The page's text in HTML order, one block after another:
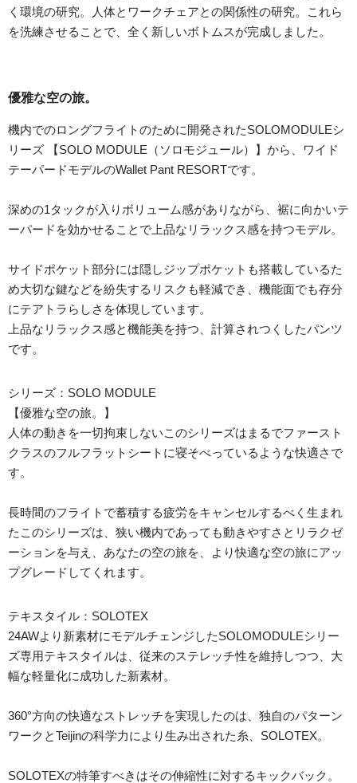
く環境の研究。人体とワークチェアとの関係性の研究。これら
を洗練させることで、全く新しいボトムスが完成しました。
優雅な空の旅。
機内でのロングフライトのために開発されたSOLOMODULEシ
リーズ 【SOLO MODULE（ソロモジュール）】から、ワイド
テーパードモデルのWallet Pant RESORTです。
深めの1タックが入りボリューム感がありながら、裾に向かいテ
ーパードを効かせることで上品なリラックス感を持つモデル。
サイドポケット部分には隠しジップポケットも搭載しているた
め大切な鍵などを紛失するリスクも軽減でき、機能面でも存分
にテアトラらしさを体現しています。
上品なリラックス感と機能美を持つ、計算されつくしたパンツ
です。
シリーズ：SOLO MODULE
【優雅な空の旅。】
人体の動きを一切拘束しないこのシリーズはまるでファースト
クラスのフルフラットシートに寝そべっているような快適さで
す。
長時間のフライトで蓄積する疲労をキャンセルするべく生まれ
たこのシリーズは、狭い機内であっても動きやすさとリラクゼ
ーションを与え、あなたの空の旅を、より快適な空の旅にアッ
プグレードしてくれます。
テキスタイル：SOLOTEX
24AWより新素材にモデルチェンジしたSOLOMODULEシリー
ズ専用テキスタイルは、従来のステレッチ性を維持しつつ、大
幅な軽量化に成功した新素材。
360°方向の快適なストレッチを実現したのは、独自のパターン
ワークとTeijinの科学力により生み出された糸、SOLOTEX。
SOLOTEXの特筆すべきはその伸縮性に対するキックバック。